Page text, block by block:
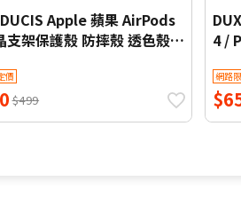
Apple 蘋果 AirPods
支架保護殼 防摔殼 透色殼
價
$499
4 /
網路